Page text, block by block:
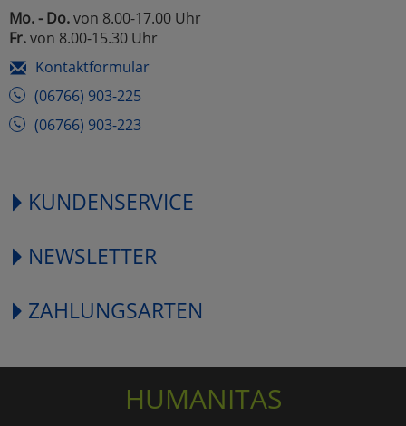
Mo. - Do.von 8.00-17.00 Uhr
Fr.von 8.00-15.30 Uhr
Kontaktformular
(06766) 903-225
(06766) 903-223
KUNDENSERVICE
NEWSLETTER
ZAHLUNGSARTEN
HUMANITAS